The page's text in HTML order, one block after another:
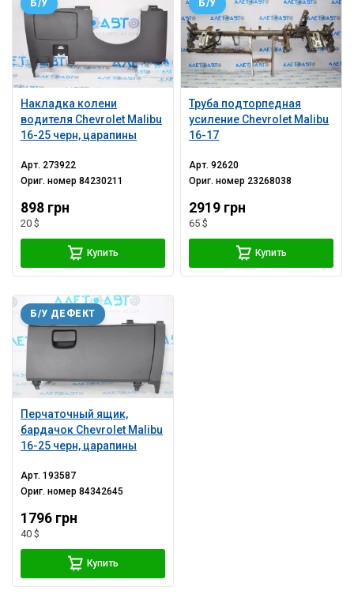
Накладка колени
водителя Chevrolet Malibu
16-25 черн, царапины
Б/У
Арт. 273922
Ориг. номер84230211
898 грн
20 $
Купить
Труба подторпедная
усиление Chevrolet Malibu
16-17
Б/У
Арт.92620
Ориг. номер 23268038
2919 грн
65 $
Купить
Перчаточный ящик,
бардачок Chevrolet Malibu
16-25 черн, царапины
Б/У ДЕФЕКТ
Арт.193587
Ориг. номер84342645
1796 грн
40 $
Купить